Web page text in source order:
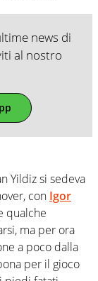
news di
al nostro
Yildiz si sedeva
con Igor
qualche
ma per ora
a poco dalla
per il gioco